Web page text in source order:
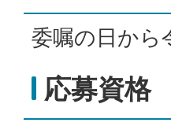
委嘱の日から
応募資格